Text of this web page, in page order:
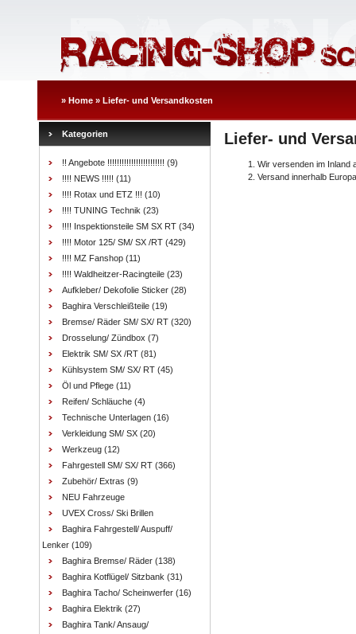
» Home » Liefer- und Versandkosten
Kategorien
!! Angebote !!!!!!!!!!!!!!!!!!!!!!!! (9)
!!!! NEWS !!!!! (11)
!!!! Rotax und ETZ !!! (10)
!!!! TUNING Technik (23)
!!!! Inspektionsteile SM SX RT (34)
!!!! Motor 125/ SM/ SX /RT (429)
!!!! MZ Fanshop (11)
!!!! Waldheitzer-Racingteile (23)
Aufkleber/ Dekofolie Sticker (28)
Baghira Verschleißteile (19)
Bremse/ Räder SM/ SX/ RT (320)
Drosselung/ Zündbox (7)
Elektrik SM/ SX /RT (81)
Kühlsystem SM/ SX/ RT (45)
Öl und Pflege (11)
Reifen/ Schläuche (4)
Technische Unterlagen (16)
Verkleidung SM/ SX (20)
Werkzeug (12)
Fahrgestell SM/ SX/ RT (366)
Zubehör/ Extras (9)
NEU Fahrzeuge
UVEX Cross/ Ski Brillen
Baghira Fahrgestell/ Auspuff/
Lenker (109)
Baghira Bremse/ Räder (138)
Baghira Kotflügel/ Sitzbank (31)
Baghira Tacho/ Scheinwerfer (16)
Baghira Elektrik (27)
Baghira Tank/ Ansaug/
Liefer- und
Wir versenden im Inland
Versand innerhalb